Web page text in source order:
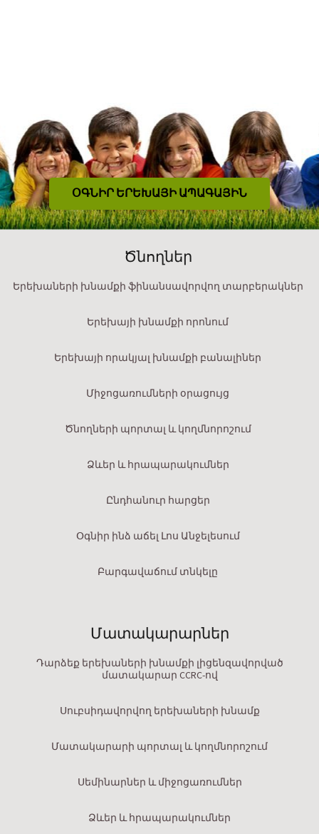
ՕԳՆԻՐ ԵՐԵԽԱՅԻ ԱՊԱԳԱՅԻՆ
Ծնողներ
Երեխաների խնամքի ֆինանսավորվող տարբերակներ
Երեխայի խնամքի որոնում
Երեխայի որակյալ խնամքի բանալիներ
Միջոցառումների օրացույց
Ծնողների պորտալ և կողմնորոշում
Ձևեր և հրապարակումներ
Ընդհանուր հարցեր
Օգնիր ինձ աճել Լոս Անջելեսում
Բարգավաճում տնկելը
Մատակարարներ
Դարձեք երեխաների խնամքի լիցենզավորված
մատակարար CCRC-ով
Սուբսիդավորվող երեխաների խնամք
Մատակարարի պորտալ և կողմնորոշում
Սեմինարներ և միջոցառումներ
Ձևեր և հրապարակումներ